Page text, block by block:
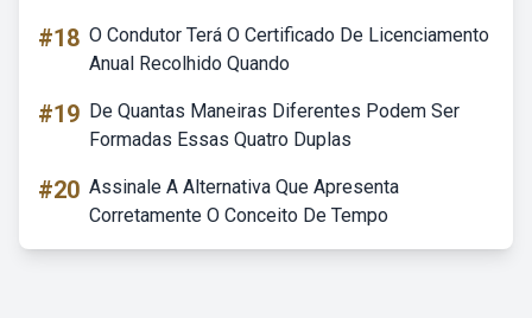
#18 O Condutor Terá O Certificado De Licenciamento
Anual Recolhido Quando
#19 De Quantas Maneiras Diferentes Podem Ser
Formadas Essas Quatro Duplas
#20 Assinale A Alternativa Que Apresenta
Corretamente O Conceito De Tempo